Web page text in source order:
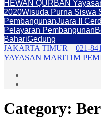
HEWAN QURBAN
2020Wisuda Purna Siswa
PembangunanJuara II
Pelayaran Pembangunan
BahariGedung
JAKARTA TIMUR
021-
YAYASAN MARITIM
Category: